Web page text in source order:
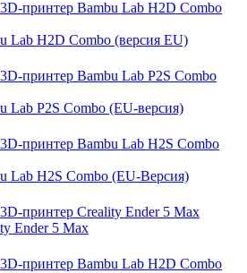
Lab H2D Combo (версия EU)
Lab P2S Combo (EU-версия)
Lab H2S Combo (EU-Версия)
Ender 5 Max